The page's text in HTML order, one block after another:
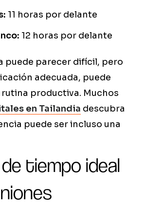
11 horas por delante
12 horas por delante
puede parecer difícil, pero
adecuada, puede
productiva. Muchos
en Tailandia descubra
puede ser incluso una
tiempo ideal